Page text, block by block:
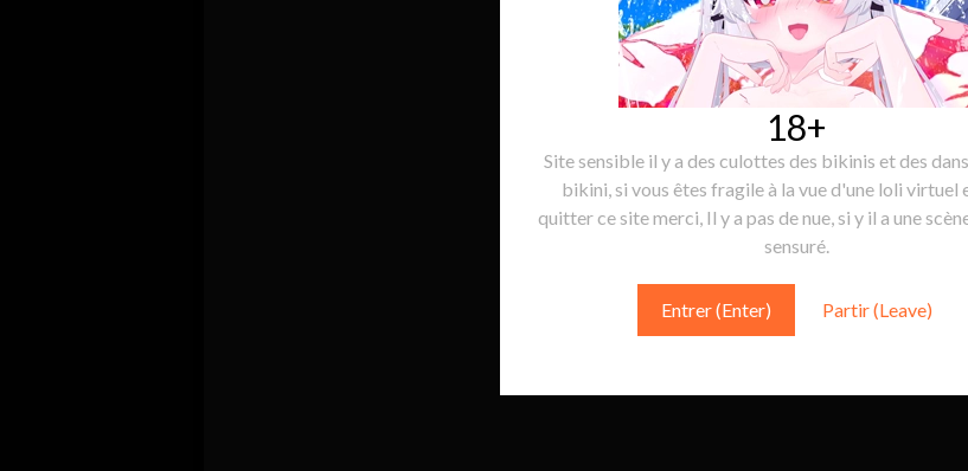
18+
Site sensible il y a des culottes des bikinis et des
bikini, si vous êtes fragile à la vue d'une loli virtuel
quitter ce site merci, Il y a pas de nue, si y il a une
sensuré.
Entrer (Enter) Partir (Leave)